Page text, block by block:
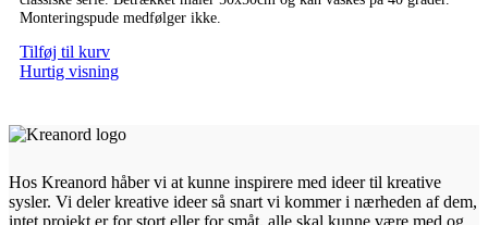
Monteringspude medfølger ikke.
Tilføj til kurv
Hurtig visning
Hos Kreanord håber vi at kunne inspirere med ideer til kreative
sysler. Vi deler kreative ideer så snart vi kommer i nærheden af dem,
intet projekt er for stort eller for småt, alle skal kunne være med og